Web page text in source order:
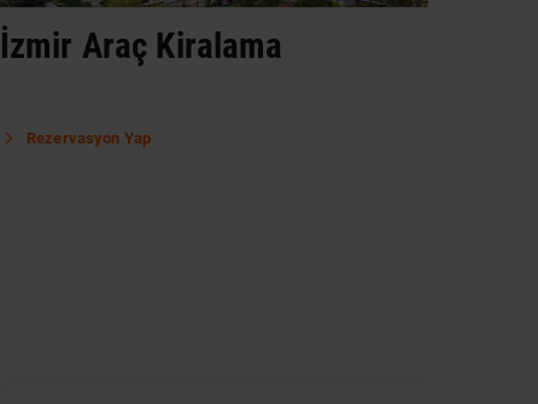
İzmir Araç Kiralama
Rezervasyon Yap